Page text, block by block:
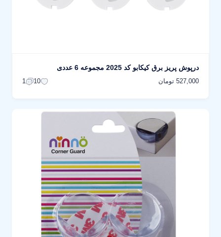
درپوش پریز برق کیکابو کد 2025 مجموعه 6 عددی
527,000 تومان 10
1